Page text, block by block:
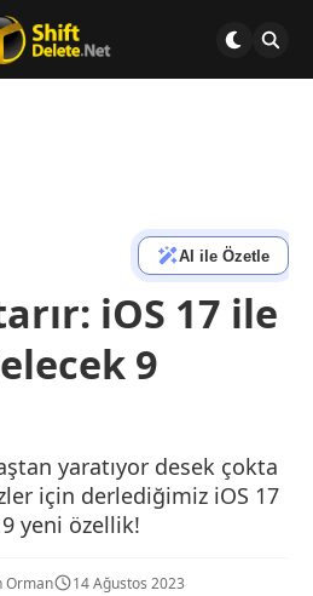
AI ile Özetle
iOS 17 ile
9
yaratıyor desek çokta
için derlediğimiz iOS 17
yeni özellik!
Orman 14 Ağustos 2023